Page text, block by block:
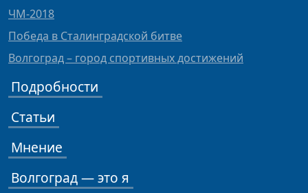
ЧМ-2018
Победа в Сталинградской битве
Волгоград – город спортивных достижений
Подробности
Статьи
Мнение
Волгоград — это я